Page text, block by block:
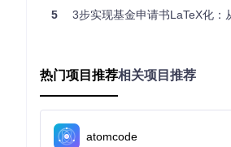
% 第34行：定义官方蓝色
\definecolor
\newcommand
二、实战指南：从安装到编
环境准备
5 3步实现基金申请书LaTeX化：
热门项目推荐相关项目推荐
atomcode